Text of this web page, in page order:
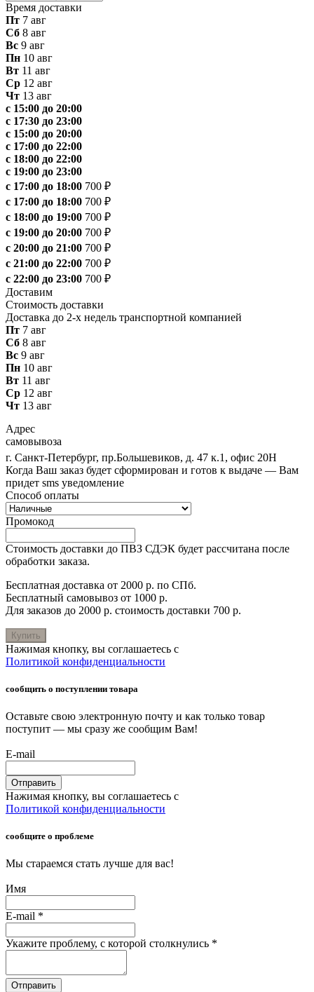
Время доставки
Пт 7 авг
Сб 8 авг
Вс 9 авг
Пн 10 авг
Вт 11 авг
Ср 12 авг
Чт 13 авг
с 15:00 до 20:00
с 17:30 до 23:00
с 15:00 до 20:00
с 17:00 до 22:00
с 18:00 до 22:00
с 19:00 до 23:00
с 17:00 до 18:00 700 ₽
с 17:00 до 18:00 700 ₽
с 18:00 до 19:00 700 ₽
с 19:00 до 20:00 700 ₽
с 20:00 до 21:00 700 ₽
с 21:00 до 22:00 700 ₽
с 22:00 до 23:00 700 ₽
Доставим
Стоимость доставки
Доставка до 2-х недель транспортной компанией
Пт 7 авг
Сб 8 авг
Вс 9 авг
Пн 10 авг
Вт 11 авг
Ср 12 авг
Чт 13 авг
Адрес
самовывоза
г. Санкт-Петербург, пр.Большевиков, д. 47 к.1, офис 20Н
Когда Ваш заказ будет сформирован и готов к выдаче — Вам
придет sms уведомление
Способ оплаты
Промокод
Стоимость доставки до ПВЗ СДЭК будет рассчитана после
обработки заказа.
Бесплатная доставка от 2000 р. по СПб.
Бесплатный самовывоз от 1000 р.
Для заказов до 2000 р. стоимость доставки 700 р.
Купить
Нажимая кнопку, вы соглашаетесь с
Политикой конфиденциальности
сообщить о поступлении товара
Оставьте свою электронную почту и как только товар
поступит — мы сразу же сообщим Вам!
E-mail
Отправить
Нажимая кнопку, вы соглашаетесь с
Политикой конфиденциальности
сообщите о проблеме
Мы стараемся стать лучше для вас!
Имя
E-mail *
Укажите проблему, с которой столкнулись *
Отправить